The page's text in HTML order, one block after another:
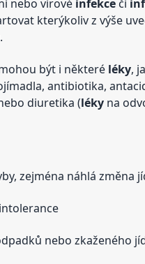
nebo virové infekce či
kterýkoliv z výše
být i některé léky,
antibiotika,
diuretika (léky na
zejména náhlá změna
nebo zkaženého